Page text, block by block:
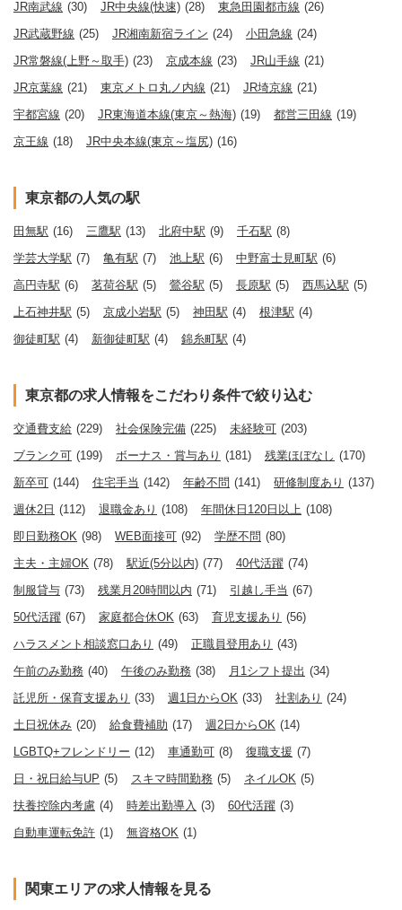
JR南武線 (30) JR中央線(快速) (28) 東急田園都市線 (26)
JR武蔵野線 (25) JR湘南新宿ライン (24) 小田急線 (24)
JR常磐線(上野～取手) (23) 京成本線 (23) JR山手線 (21)
JR京葉線 (21) 東京メトロ丸ノ内線 (21) JR埼京線 (21)
宇都宮線 (20) JR東海道本線(東京～熱海) (19) 都営三田線 (19)
京王線 (18) JR中央本線(東京～塩尻) (16)
東京都の人気の駅
田無駅 (16) 三鷹駅 (13) 北府中駅 (9) 千石駅 (8)
学芸大学駅 (7) 亀有駅 (7) 池上駅 (6) 中野富士見町駅 (6)
高円寺駅 (6) 茗荷谷駅 (5) 鶯谷駅 (5) 長原駅 (5) 西馬込駅 (5)
上石神井駅 (5) 京成小岩駅 (5) 神田駅 (4) 根津駅 (4)
御徒町駅 (4) 新御徒町駅 (4) 錦糸町駅 (4)
東京都の求人情報をこだわり条件で絞り込む
交通費支給 (229) 社会保険完備 (225) 未経験可 (203)
ブランク可 (199) ボーナス・賞与あり (181) 残業ほぼなし (170)
新卒可 (144) 住宅手当 (142) 年齢不問 (141) 研修制度あり (137)
週休2日 (112) 退職金あり (108) 年間休日120日以上 (108)
即日勤務OK (98) WEB面接可 (92) 学歴不問 (80)
主夫・主婦OK (78) 駅近(5分以内) (77) 40代活躍 (74)
制服貸与 (73) 残業月20時間以内 (71) 引越し手当 (67)
50代活躍 (67) 家庭都合休OK (63) 育児支援あり (56)
ハラスメント相談窓口あり (49) 正職員登用あり (43)
午前のみ勤務 (40) 午後のみ勤務 (38) 月1シフト提出 (34)
託児所・保育支援あり (33) 週1日からOK (33) 社割あり (24)
土日祝休み (20) 給食費補助 (17) 週2日からOK (14)
LGBTQ+フレンドリー (12) 車通勤可 (8) 復職支援 (7)
日・祝日給与UP (5) スキマ時間勤務 (5) ネイルOK (5)
扶養控除内考慮 (4) 時差出勤導入 (3) 60代活躍 (3)
自動車運転免許 (1) 無資格OK (1)
関東エリアの求人情報を見る